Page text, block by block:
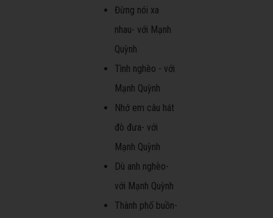
Đừng nói xa
nhau- với Mạnh
Quỳnh
Tình nghèo - với
Mạnh Quỳnh
Nhớ em câu hát
đò đưa- với
Mạnh Quỳnh
Dù anh nghèo-
với Mạnh Quỳnh
Thành phố buồn-